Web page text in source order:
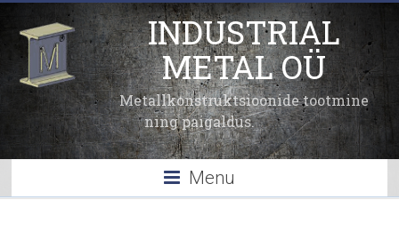
INDUSTRIAL
METAL OÜ
Metallkonstruktsioonide tootmine
ning paigaldus.
Menu